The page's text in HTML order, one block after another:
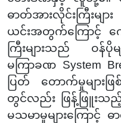
ဓာတ်အားလိုင်းကြီးမျ
ယင်းအတွက်ကြောင့် က
ကြီးများသည် ဝန်ပို
မကြာခဏ System
ပြတ် တောက်မှုများဖြ
တွင်လည်း ဖြန့်ဖြူးသ
မသမာမှုများကြောင့်